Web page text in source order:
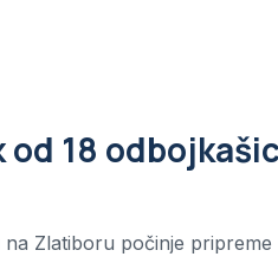
18
Zlatiboru počinje